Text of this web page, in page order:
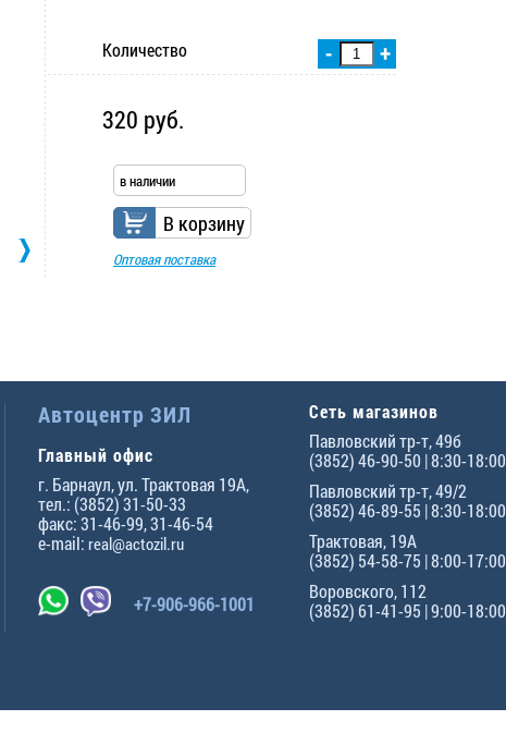
+
-
Количество
320 руб.
в наличии
В корзину
Оптовая поставка
Автоцентр ЗИЛ
Главный офис
г. Барнаул,ул. Трактовая 19А,
тел.: (3852) 31-50-33
факс:31-46-99,31-46-54
e-mail: real@actozil.ru
+7-906-966-1001
Сеть магазинов
Павловский тр-т, 49б
(3852) 46-90-50 | 8:30-18:00
Павловский тр-т, 49/2
(3852) 46-89-55 | 8:30-18:00
Трактовая, 19А
(3852) 54-58-75 | 8:00-17:00
Воровского, 112
(3852) 61-41-95 | 9:00-18:00